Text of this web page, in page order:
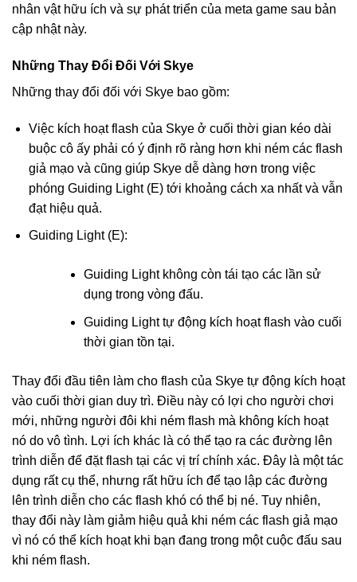
nhân vật hữu ích và sự phát triển của meta game sau bản
cập nhật này.
Những Thay Đổi Đối Với Skye
Những thay đổi đối với Skye bao gồm:
Việc kích hoạt flash của Skye ở cuối thời gian kéo dài
buộc cô ấy phải có ý định rõ ràng hơn khi ném các flash
giả mạo và cũng giúp Skye dễ dàng hơn trong việc
phóng Guiding Light (E) tới khoảng cách xa nhất và vẫn
đạt hiệu quả.
Guiding Light (E):
Guiding Light không còn tái tạo các lần sử
dụng trong vòng đấu.
Guiding Light tự động kích hoạt flash vào cuối
thời gian tồn tại.
Thay đổi đầu tiên làm cho flash của Skye tự động kích hoạt
vào cuối thời gian duy trì. Điều này có lợi cho người chơi
mới, những người đôi khi ném flash mà không kích hoạt
nó do vô tình. Lợi ích khác là có thể tạo ra các đường lên
trình diễn để đặt flash tại các vị trí chính xác. Đây là một tác
dụng rất cụ thể, nhưng rất hữu ích để tạo lập các đường
lên trình diễn cho các flash khó có thể bị né. Tuy nhiên,
thay đổi này làm giảm hiệu quả khi ném các flash giả mạo
vì nó có thể kích hoạt khi bạn đang trong một cuộc đấu sau
khi ném flash.